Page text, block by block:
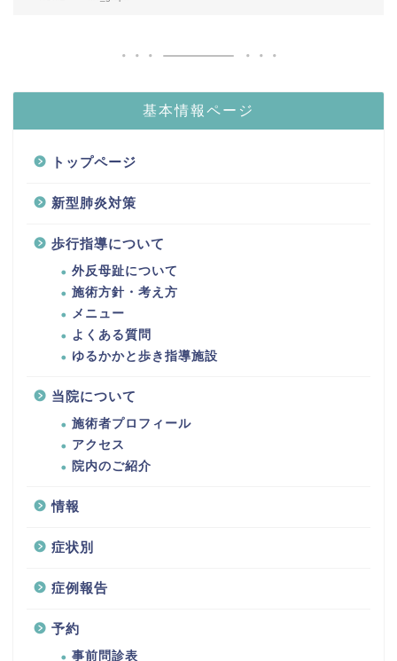
基本情報ページ
トップページ
新型肺炎対策
歩行指導について
外反母趾について
施術方針・考え方
メニュー
よくある質問
ゆるかかと歩き指導施設
当院について
施術者プロフィール
アクセス
院内のご紹介
情報
症状別
症例報告
予約
事前問診表